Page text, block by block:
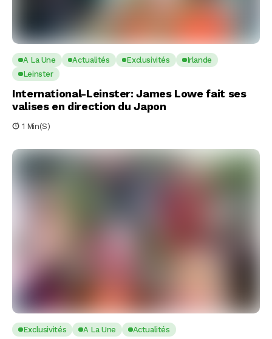
A La Une Actualités Exclusivités
Irlande
Leinster
International-Leinster: James Lowe fait ses
valises en direction du Japon
1 Min(s)
Exclusivités A La Une Actualités